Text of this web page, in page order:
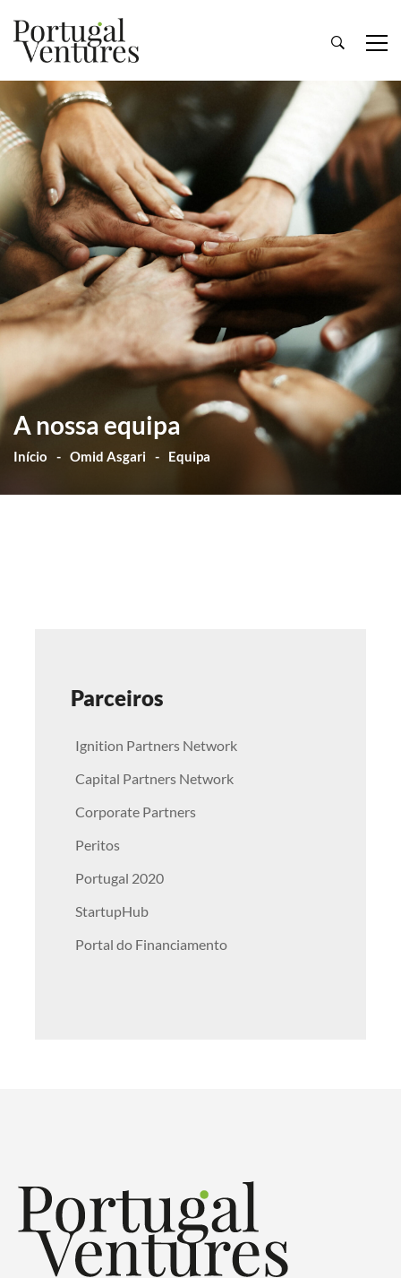
A nossa equipa
Início Omid Asgari Equipa
Parceiros
Ignition Partners Network
Capital Partners Network
Corporate Partners
Peritos
Portugal 2020
StartupHub
Portal do Financiamento